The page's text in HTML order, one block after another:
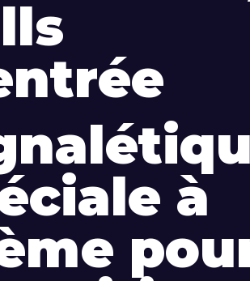
à